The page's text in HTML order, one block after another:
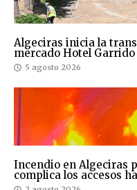
Algeciras inicia la
mercado Hotel Garrido
5 agosto 2026
Incendio en Algeciras
complica los accesos